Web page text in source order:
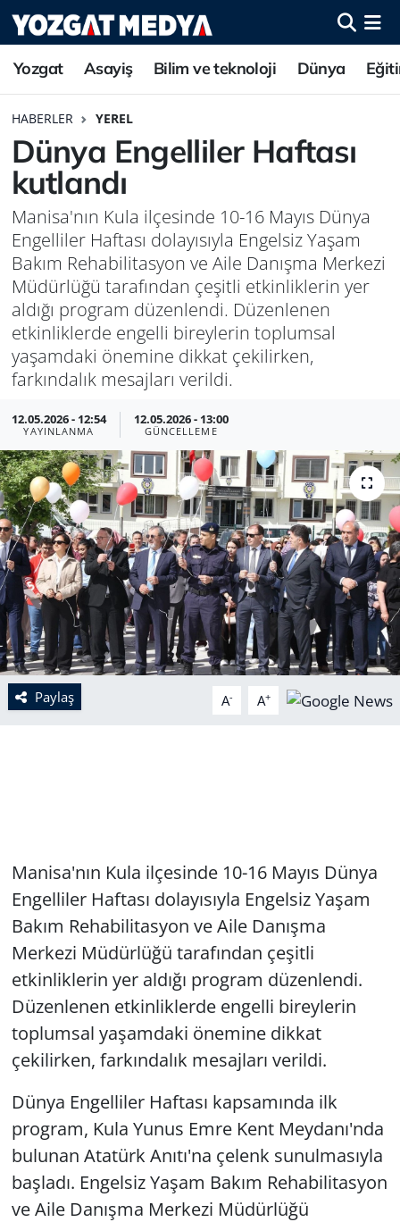
Yozgat Asayiş Bilim ve teknoloji Dünya
HABERLER YEREL
Dünya Engelliler Haftası
kutlandı
Manisa'nın Kula ilçesinde 10-16 Mayıs Dünya
Engelliler Haftası dolayısıyla Engelsiz Yaşam
Bakım Rehabilitasyon ve Aile Danışma Merkezi
Müdürlüğü tarafından çeşitli etkinliklerin yer
aldığı program düzenlendi. Düzenlenen
etkinliklerde engelli bireylerin toplumsal
yaşamdaki önemine dikkat çekilirken,
farkındalık mesajları verildi.
12.05.2026 - 12:54
YAYINLANMA
12.05.2026 - 13:00
GÜNCELLEME
Paylaş A- A+
Manisa'nın Kula ilçesinde 10-16 Mayıs Dünya
Engelliler Haftası dolayısıyla Engelsiz Yaşam
Bakım Rehabilitasyon ve Aile Danışma
Merkezi Müdürlüğü tarafından çeşitli
etkinliklerin yer aldığı program düzenlendi.
Düzenlenen etkinliklerde engelli bireylerin
toplumsal yaşamdaki önemine dikkat
çekilirken, farkındalık mesajları verildi.
Dünya Engelliler Haftası kapsamında ilk
program, Kula Yunus Emre Kent Meydanı'nda
bulunan Atatürk Anıtı'na çelenk sunulmasıyla
başladı. Engelsiz Yaşam Bakım Rehabilitasyon
ve Aile Danışma Merkezi Müdürlüğü